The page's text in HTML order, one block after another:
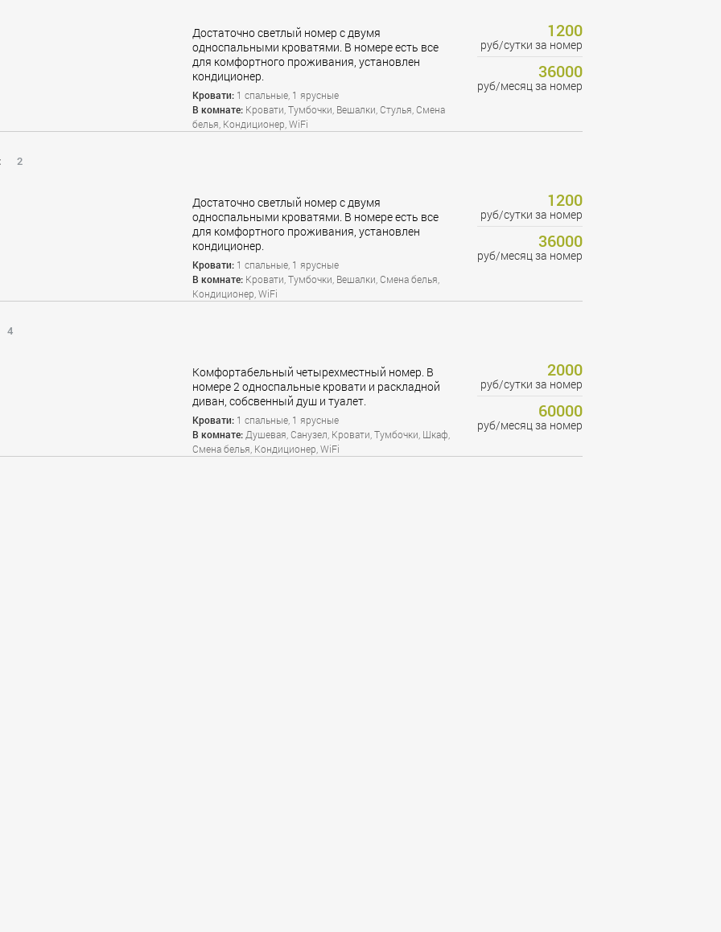
Достаточно светлый номер с двумя
односпальными кроватями. В номере есть все
для комфортного проживания, установлен
кондиционер.
Кровати: 1 спальные, 1 ярусные
В комнате: Кровати, Тумбочки, Вешалки, Стулья, Смена
белья, Кондиционер, WiFi
1200
руб/сутки за номер
36000
руб/месяц за номер
2
Достаточно светлый номер с двумя
односпальными кроватями. В номере есть все
для комфортного проживания, установлен
кондиционер.
Кровати: 1 спальные, 1 ярусные
В комнате: Кровати, Тумбочки, Вешалки, Смена белья,
Кондиционер, WiFi
1200
руб/сутки за номер
36000
руб/месяц за номер
4
Комфортабельный четырехместный номер. В
номере 2 односпальные кровати и раскладной
диван, собсвенный душ и туалет.
Кровати: 1 спальные, 1 ярусные
В комнате: Душевая, Санузел, Кровати, Тумбочки, Шкаф,
Смена белья, Кондиционер, WiFi
2000
руб/сутки за номер
60000
руб/месяц за номер